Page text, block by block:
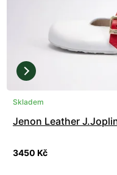
Skladem
Jenon Leather
3450 Kč